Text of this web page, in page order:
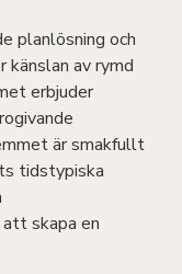
planlösning och
av rymd
erbjuder
är smakfullt
tidstypiska
skapa en